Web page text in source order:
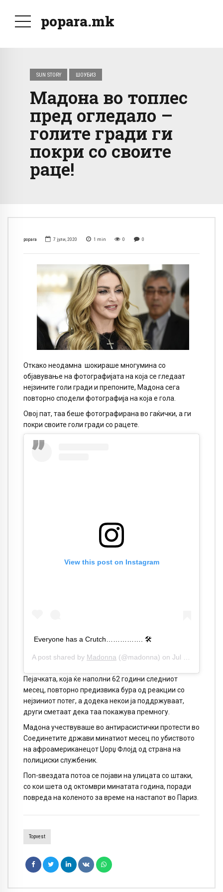
popara.mk
SUN STORY ШОУБИЗ
Мадона во топлес
пред огледало –
голите гради ги
покри со своите
раце!
popara 7 јули, 2020 1 min 0 0
Откако неодамна шокираше многумина со
објавување на фотографијата на која се гледаат
нејзините голи гради и препоните, Мадона сега
повторно сподели фотографија на која е гола.
Овој пат, таа беше фотографирана во гаќички, а ги
покри своите голи гради со рацете.
View this post on Instagram
Everyone has a Crutch……………. 🛠
A post shared by Madonna (@madonna) on Jul 6, 2020 at 7:10pm PDT
Пејачката, која ќе наполни 62 години следниот
месец, повторно предизвика бура од реакции со
нејзиниот потег, а додека некои ја поддржуваат,
други сметаат дека таа покажува премногу.
Мадона учествуваше во антирасистички протести во
Соединетите држави минатиот месец по убиството
на афроамериканецот Џорџ Флојд од страна на
полициски службеник.
Поп-ѕвездата потоа се појави на улицата со штаки,
со кои шета од октомври минатата година, поради
повреда на коленото за време на настапот во Париз.
Topvest